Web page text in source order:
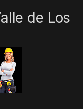
de Los